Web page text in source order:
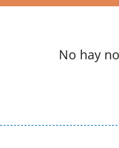
No hay